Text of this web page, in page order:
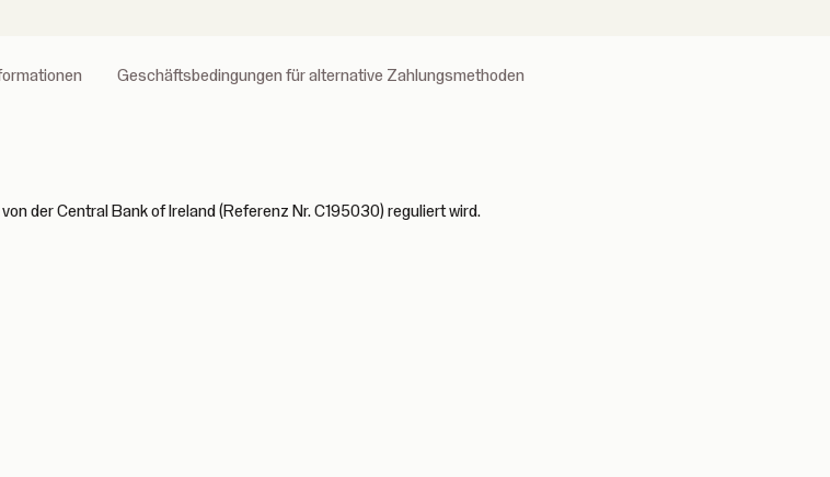
Geschäftsbedingungen für alternative Zahlungsmethoden
der Central Bank of Ireland (Referenz Nr. C195030) reguliert wird.